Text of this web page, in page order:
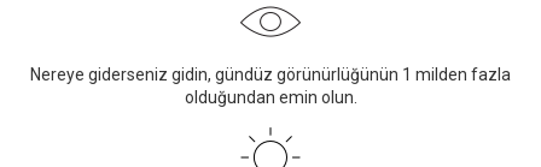
Nereye giderseniz gidin, gündüz görünürlüğünün 1 milden fazla
olduğundan emin olun.